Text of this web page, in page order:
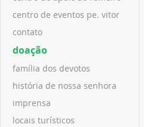
centro de eventos pe. vitor
contato
doação
família dos devotos
história de nossa senhora
imprensa
locais turísticos